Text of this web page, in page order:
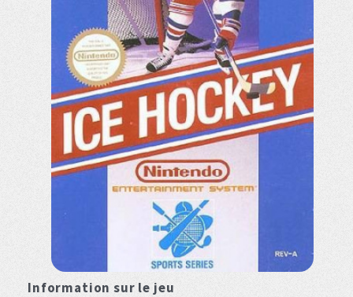
Information sur le jeu